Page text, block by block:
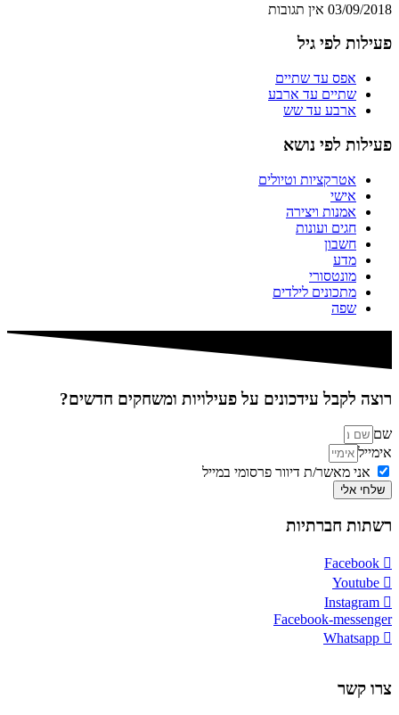
03/09/2018 אין תגובות
פעילות לפי גיל
אפס עד שתיים
שתיים עד ארבע
ארבע עד שש
פעילות לפי נושא
אטרקציות וטיולים
אישי
אמנות ויצירה
חגים ועונות
חשבון
מדע
מונטסורי
מתכונים לילדים
שפה
רוצה לקבל עידכונים על פעילויות ומשחקים חדשים?
שם
אימייל
אני מאשר/ת דיוור פרסומי במייל
שלחי אלי
רשתות חברתיות
Facebook
Youtube
Instagram
Facebook-messenger
Whatsapp
צרו קשר